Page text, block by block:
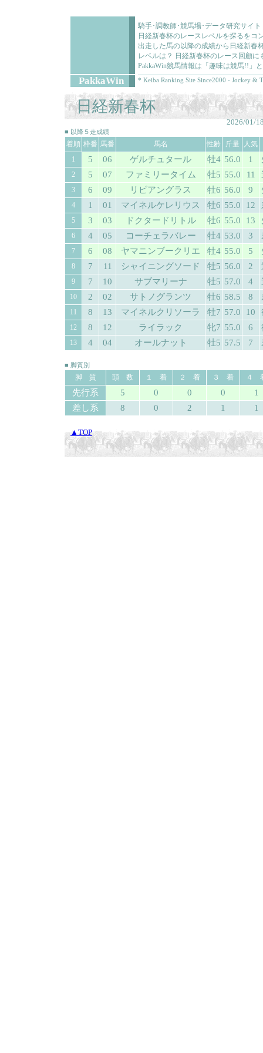
騎手･調教師･競馬場･データ研究サイ
日経新春杯のレースレベルを探るをコ
出走した馬の以降の成績から日経新春
レベルは？ 日経新春杯のレース回顧に
PakkaWin競馬情報は「趣味は競馬!!」
PakkaWin * Keiba Ranking Site Since2000 - Jockey &
日経新春杯
2026/01/
■ 以降５走成績
着順 枠番 馬番 馬名 性齢 斤量 人気
1
5 06 ゲルチュタール 牡4 56.0 1
2 5 07 ファミリータイム 牡5 55.0 11
3 6 09 リビアングラス 牡6 56.0 9
4 1 01 マイネルケレリウス 牡6 55.0 12
5 3 03 ドクタードリトル 牡6 55.0 13
6 4 05 コーチェラバレー 牡4 53.0 3
7 6 08 ヤマニンブークリエ 牡4 55.0 5
8 7 11 シャイニングソード 牡5 56.0 2
9 7 10 サブマリーナ 牡5 57.0 4
10 2 02 サトノグランツ 牡6 58.5 8
11 8 13 マイネルクリソーラ 牡7 57.0 10
12 8 12 ライラック 牝7 55.0 6
13 4 04 オールナット 牡5 57.5 7
■ 脚質別
脚 質 頭 数 １ 着 ２ 着 ３ 着 ４
先行系 5 0 0 0
1
差し系
8 0 2 1 1
▲TOP